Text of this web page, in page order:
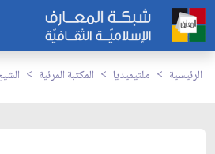
الرئيسية ملتيميديا المكتبة المرئية